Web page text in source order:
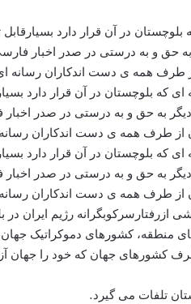
بلوچستان در آن قرار دارد
به حق و به درستى در صدر اخبار
طرف همه ی دست اندکاران رسانه
که بلوچستان در آن قرار دارد
دیگر به حق و به درستى در صدر
از طرف همه ی دست اندکاران
که بلوچستان در آن قرار دارد
دیگر به حق و به درستى در صدر
از طرف همه ی دست اندکاران
ازرفتارسرکوبگرانه رژیم ایران
منطقه، کشورهای دموکراتیک
کشورهای جهان که خود را جهان
تلفات می گیرد.